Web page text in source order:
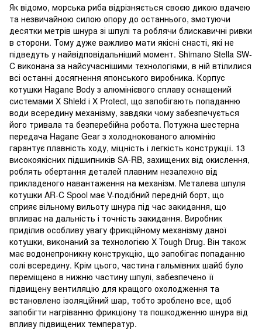
Як відомо, морська риба відрізняється своєю дикою вдачею
та незвичайною силою опору до останнього, змотуючи
десятки метрів шнура зі шпулі та роблячи блискавичні ривки
в сторони. Тому дуже важливо мати якісні снасті, які не
підведуть у найвідповідальніший момент. Shimano Stella SW-
C виконана за найсучаснішими технологіями, в ній втілилися
всі останні досягнення японського виробника. Корпус
котушки Hagane Body з алюмінієвого сплаву оснащений
системами X Shield і X Protect, що запобігають попаданню
води всередину механізму, завдяки чому забезпечується
його тривала та безперебійна робота. Потужна шестерна
передача Hagane Gear з холоднокованого алюмінію
гарантує плавність ходу, міцність і легкість конструкції. 13
високоякісних підшипників SA-RB, захищених від окислення,
роблять обертання деталей плавним незалежно від
прикладеного навантаження на механізм. Металева шпуля
котушки AR-C Spool має V-подібний передній борт, що
сприяє вільному вильоту шнура під час закидання, що
впливає на дальність і точність закидання. Виробник
приділив особливу увагу фрикційному механізму даної
котушки, виконаний за технологією X Tough Drug. Він також
має водонепроникну конструкцію, що запобігає попаданню
солі всередину. Крім цього, частина гальмівних шайб було
переміщено в нижню частину шпулі, забезпечено її
підвищену вентиляцію для кращого охолодження та
встановлено ізоляційний шар, тобто зроблено все, щоб
запобігти нагріванню фрикціону та пошкодженню шнура від
впливу підвищених температур.